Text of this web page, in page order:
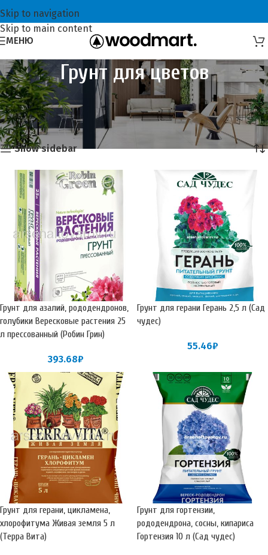
Skip to navigation
Skip to main content
МЕНЮ
Грунт для цветов
Главная Всё для садоводов
Грунт для растений
Грунт для цветов
Отображение 1–20 из 38
Show sidebar
Грунт для азалий, рододендронов,
голубики Вересковые растения 25
л прессованный (Робин Грин)
393.68₽
Грунт для герани Герань 2,5 л (Сад
чудес)
55.46₽
Грунт для герани, цикламена,
хлорофитума Живая земля 5 л
(Терра Вита)
Грунт для гортензии,
рододендрона, сосны, кипариса
Гортензия 10 л (Сад чудес)